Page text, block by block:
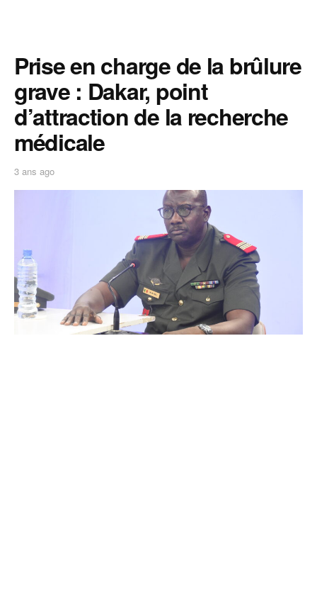
Prise en charge de la brûlure
grave : Dakar, point
d’attraction de la recherche
médicale
3 ans ago